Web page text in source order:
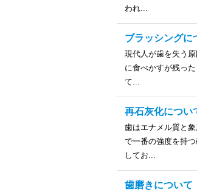
われ...
ブラッシングに
現代人が歯を失う
に食べかすが残っ
て...
再石灰化につい
歯はエナメル質と
で一番の強度を持
してお...
歯磨きについて